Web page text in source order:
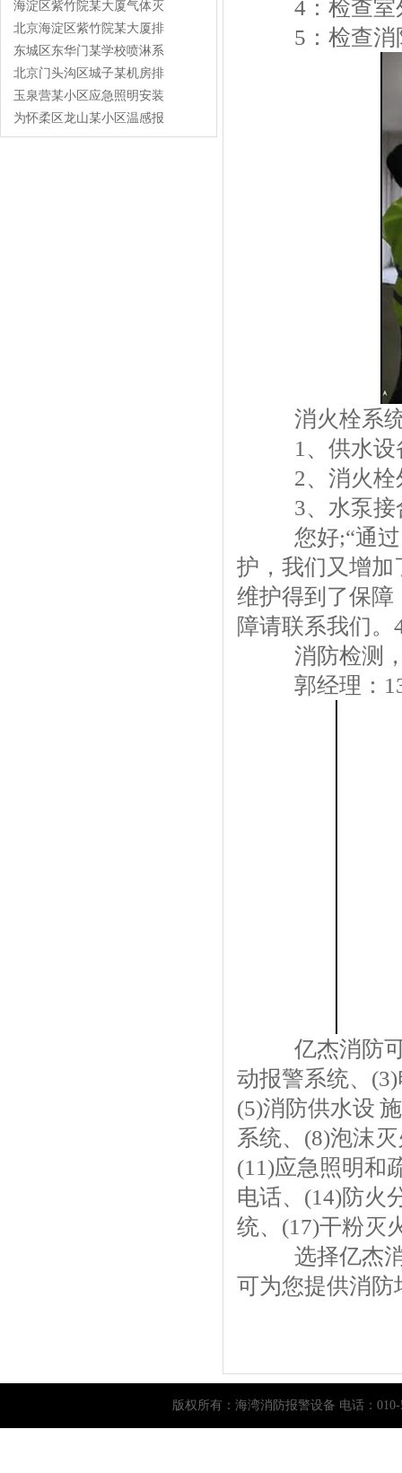
海淀区紫竹院某大厦气体灭
北京海淀区紫竹院某大厦排
东城区东华门某学校喷淋系
北京门头沟区城子某机房排
玉泉营某小区应急照明安装
为怀柔区龙山某小区温感报
4：检查室
5：检查消
消火栓系统
1、供水设
2、消火栓
3、水泵接合
您好;“通过
护，我们又增加
维护得到了保障
障请联系我们。
消防检测，
郭经理：
亿杰消防可
动报警系统、
(5)消防供水设
系统、(8)泡沫
(11)应急照明和
电话、(14)防火
统、(17)干粉灭
选择亿杰
可为您提供消防
版权所有： 海湾消防报警设备 电话：